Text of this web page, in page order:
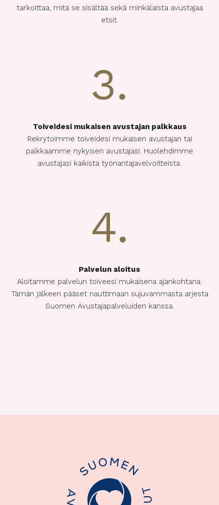
tarkoittaa, mitä se sisältää sekä minkälaista avustajaa
etsit.
3.
Toiveidesi mukaisen avustajan palkkaus
Rekrytoimme toiveidesi mukaisen avustajan tai
palkkaamme nykyisen avustajasi. Huolehdimme
avustajasi kaikista työnantajavelvoitteista.
4.
Palvelun aloitus
Aloitamme palvelun toiveesi mukaisena ajankohtana.
Tämän jälkeen pääset nauttimaan sujuvammasta arjesta
Suomen Avustajapalveluiden kanssa.